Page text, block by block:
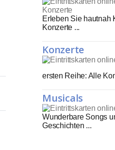
Erleben Sie hautnah
Konzerte ...
Konzerte
ersten Reihe: Alle
Musicals
Wunderbare Songs
Geschichten ...